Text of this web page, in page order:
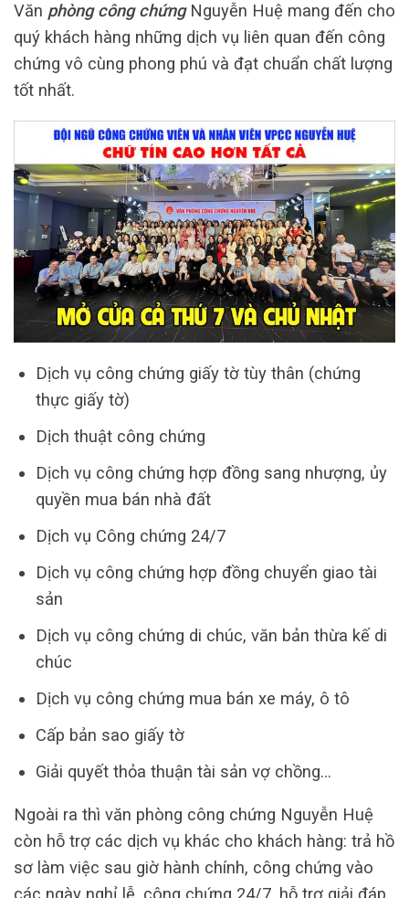
Văn phòng công chứng Nguyễn Huệ mang đến cho
quý khách hàng những dịch vụ liên quan đến công
chứng vô cùng phong phú và đạt chuẩn chất lượng
tốt nhất.
Dịch vụ công chứng giấy tờ tùy thân (chứng
thực giấy tờ)
Dịch thuật công chứng
Dịch vụ công chứng hợp đồng sang nhượng, ủy
quyền mua bán nhà đất
Dịch vụ Công chứng 24/7
Dịch vụ công chứng hợp đồng chuyển giao tài
sản
Dịch vụ công chứng di chúc, văn bản thừa kế di
chúc
Dịch vụ công chứng mua bán xe máy, ô tô
Cấp bản sao giấy tờ
Giải quyết thỏa thuận tài sản vợ chồng…
Ngoài ra thì văn phòng công chứng Nguyễn Huệ
còn hỗ trợ các dịch vụ khác cho khách hàng: trả hồ
sơ làm việc sau giờ hành chính, công chứng vào
các ngày nghỉ lễ, công chứng 24/7, hỗ trợ giải đáp